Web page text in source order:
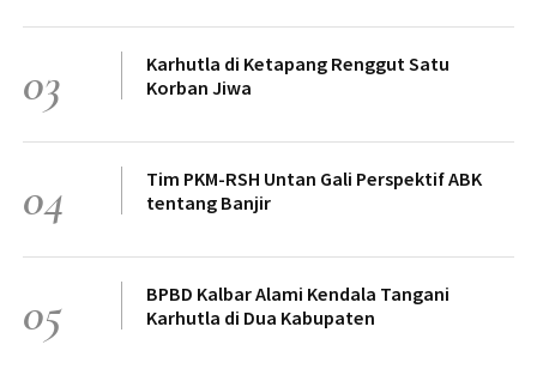
03
Karhutla di Ketapang Renggut Satu
Korban Jiwa
04
Tim PKM-RSH Untan Gali Perspektif ABK
tentang Banjir
05
BPBD Kalbar Alami Kendala Tangani
Karhutla di Dua Kabupaten